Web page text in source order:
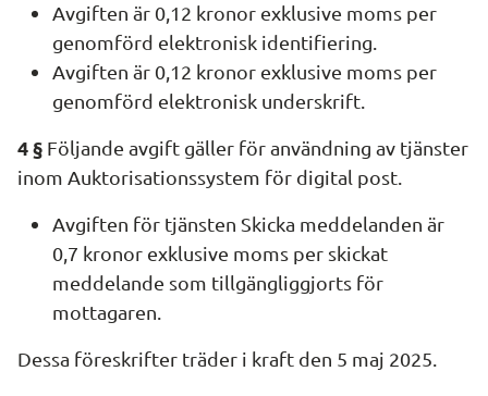
Avgiften är 0,12 kronor exklusive moms per
genomförd elektronisk identifiering.
Avgiften är 0,12 kronor exklusive moms per
genomförd elektronisk underskrift.
4 § Följande avgift gäller för användning av tjänster
inom Auktorisationssystem för digital post.
Avgiften för tjänsten Skicka meddelanden är
0,7 kronor exklusive moms per skickat
meddelande som tillgängliggjorts för
mottagaren.
Dessa föreskrifter träder i kraft den 5 maj 2025.